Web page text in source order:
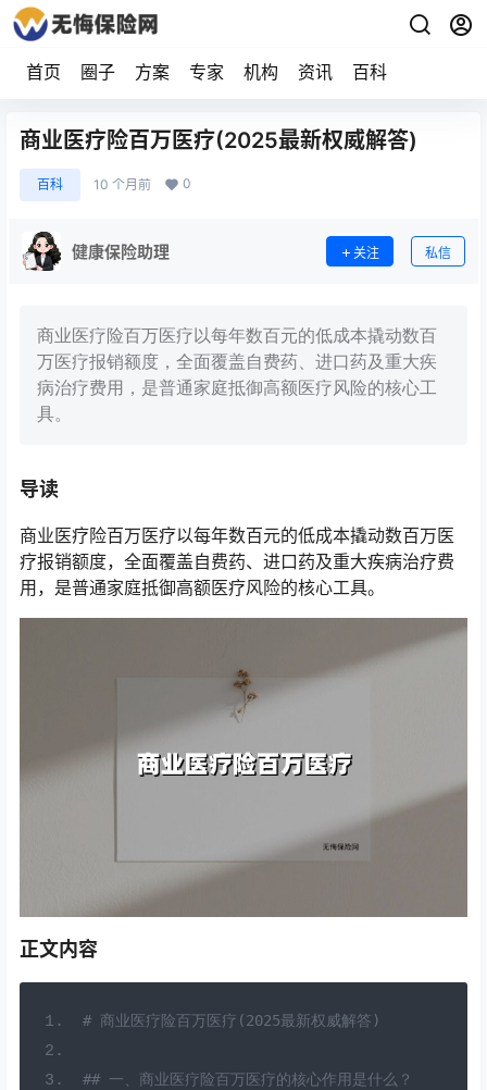
首页 圈子 方案 专家 机构 资讯 百科
商业医疗险百万医疗(2025最新权威解答)
百科 10 个月前 0
健康保险助理 关注 私信
商业医疗险百万医疗以每年数百元的低成本撬动数百
万医疗报销额度，全面覆盖自费药、进口药及重大疾
病治疗费用，是普通家庭抵御高额医疗风险的核心工
具。
导读
商业医疗险百万医疗以每年数百元的低成本撬动数百万医
疗报销额度，全面覆盖自费药、进口药及重大疾病治疗费
用，是普通家庭抵御高额医疗风险的核心工具。
正文内容
# 商业医疗险百万医疗(2025最新权威解答)
## 一、商业医疗险百万医疗的核心作用是什么？